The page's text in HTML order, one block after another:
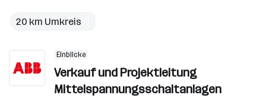
20 km Umkreis
Einblicke
Verkauf und Projektleitung
Mittelspannungsschaltanlagen